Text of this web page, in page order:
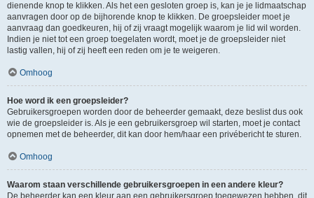
dienende knop te klikken. Als het een gesloten groep is, kan je je lidmaatschap
aanvragen door op de bijhorende knop te klikken. De groepsleider moet je
aanvraag dan goedkeuren, hij of zij vraagt mogelijk waarom je lid wil worden.
Indien je niet tot een groep toegelaten wordt, moet je de groepsleider niet
lastig vallen, hij of zij heeft een reden om je te weigeren.
Omhoog
Hoe word ik een groepsleider?
Gebruikersgroepen worden door de beheerder gemaakt, deze beslist dus ook
wie de groepsleider is. Als je een gebruikersgroep wil starten, moet je contact
opnemen met de beheerder, dit kan door hem/haar een privébericht te sturen.
Omhoog
Waarom staan verschillende gebruikersgroepen in een andere kleur?
De beheerder kan een kleur aan een gebruikersgroep toegewezen hebben, dit